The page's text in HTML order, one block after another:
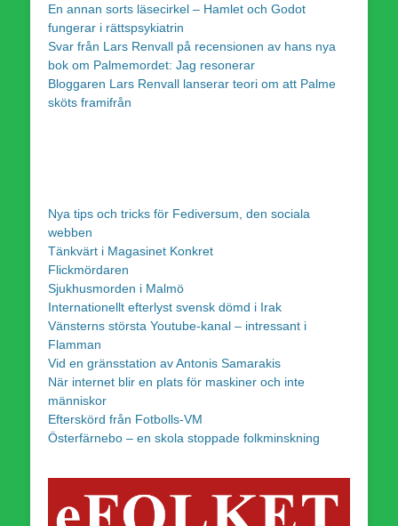
En annan sorts läsecirkel – Hamlet och Godot
fungerar i rättspsykiatrin
Svar från Lars Renvall på recensionen av hans nya
bok om Palmemordet: Jag resonerar
Bloggaren Lars Renvall lanserar teori om att Palme
sköts framifrån
Nya tips och tricks för Fediversum, den sociala
webben
Tänkvärt i Magasinet Konkret
Flickmördaren
Sjukhusmorden i Malmö
Internationellt efterlyst svensk dömd i Irak
Vänsterns största Youtube-kanal – intressant i
Flamman
Vid en gränsstation av Antonis Samarakis
När internet blir en plats för maskiner och inte
människor
Efterskörd från Fotbolls-VM
Österfärnebo – en skola stoppade folkminskning